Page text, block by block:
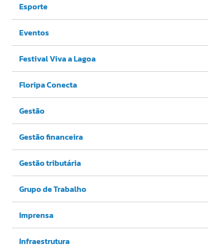
Esporte
Eventos
Festival Viva a Lagoa
Floripa Conecta
Gestão
Gestão financeira
Gestão tributária
Grupo de Trabalho
Imprensa
Infraestrutura